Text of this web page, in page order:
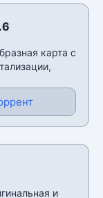
карта с
и